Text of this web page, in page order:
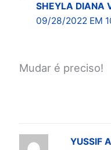
SHEYLA DIANA
09/28/2022 EM
Mudar é preciso!
YUSSIF